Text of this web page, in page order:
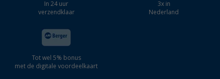
In 24 uur
verzendklaar
3x in
Nederland
Tot wel 5% bonus
met de digitale voordeelkaart